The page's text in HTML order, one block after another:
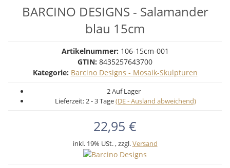
BARCINO DESIGNS - Salamander
blau 15cm
Artikelnummer: 106-15cm-001
GTIN: 8435257643700
Kategorie: Barcino Designs - Mosaik-Skulpturen
2 Auf Lager
Lieferzeit:2 - 3 Tage(DE - Ausland abweichend)
22,95 €
inkl. 19% USt. , zzgl.Versand